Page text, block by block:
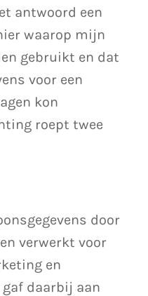
antwoord een
waarop mijn
gebruikt en dat
voor een
kon
roept twee
door
verwerkt voor
en
gaf daarbij aan